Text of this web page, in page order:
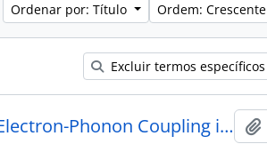
Ordenar por: Título Ordem: Crescente
Excluir termos específicos
Non Equilibrium Phonon Distribution and Electron-Phonon Coupling in Semiconductors